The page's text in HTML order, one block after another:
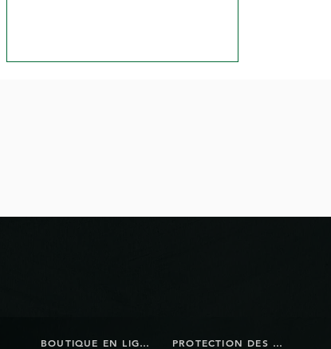
Les Jets peuvent-ils réaliser
BOUTIQUE EN LIGNE PROTECTION DES DONNÉES